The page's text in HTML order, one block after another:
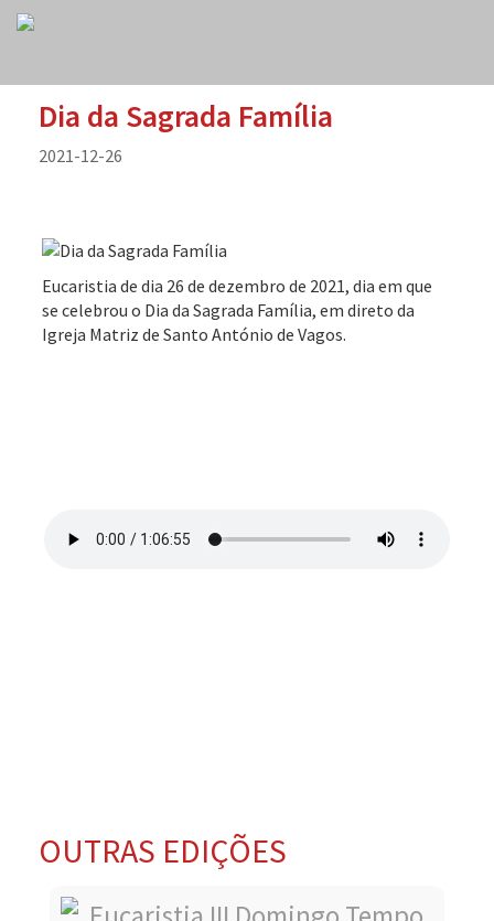
Dia da Sagrada Família
2021-12-26
Eucaristia de dia 26 de dezembro de 2021, dia em que
se celebrou o Dia da Sagrada Família, em direto da
Igreja Matriz de Santo António de Vagos.
OUTRAS EDIÇÕES